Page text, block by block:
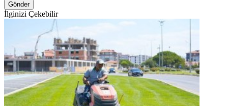
Gönder
İlginizi Çekebilir